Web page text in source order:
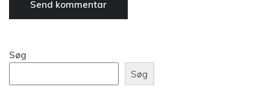
Søg
Søg